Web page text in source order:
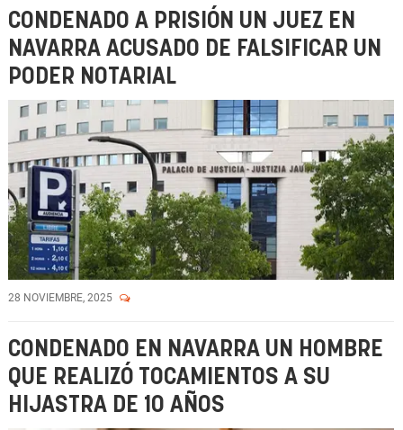
CONDENADO A PRISIÓN UN JUEZ EN
NAVARRA ACUSADO DE FALSIFICAR UN
PODER NOTARIAL
28 NOVIEMBRE, 2025
CONDENADO EN NAVARRA UN HOMBRE
QUE REALIZÓ TOCAMIENTOS A SU
HIJASTRA DE 10 AÑOS